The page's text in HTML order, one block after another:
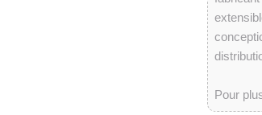
Pour